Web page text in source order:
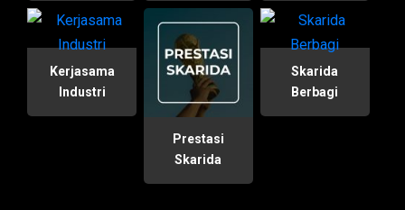
Kerjasama
Industri
Prestasi
Skarida
Skarida
Berbagi